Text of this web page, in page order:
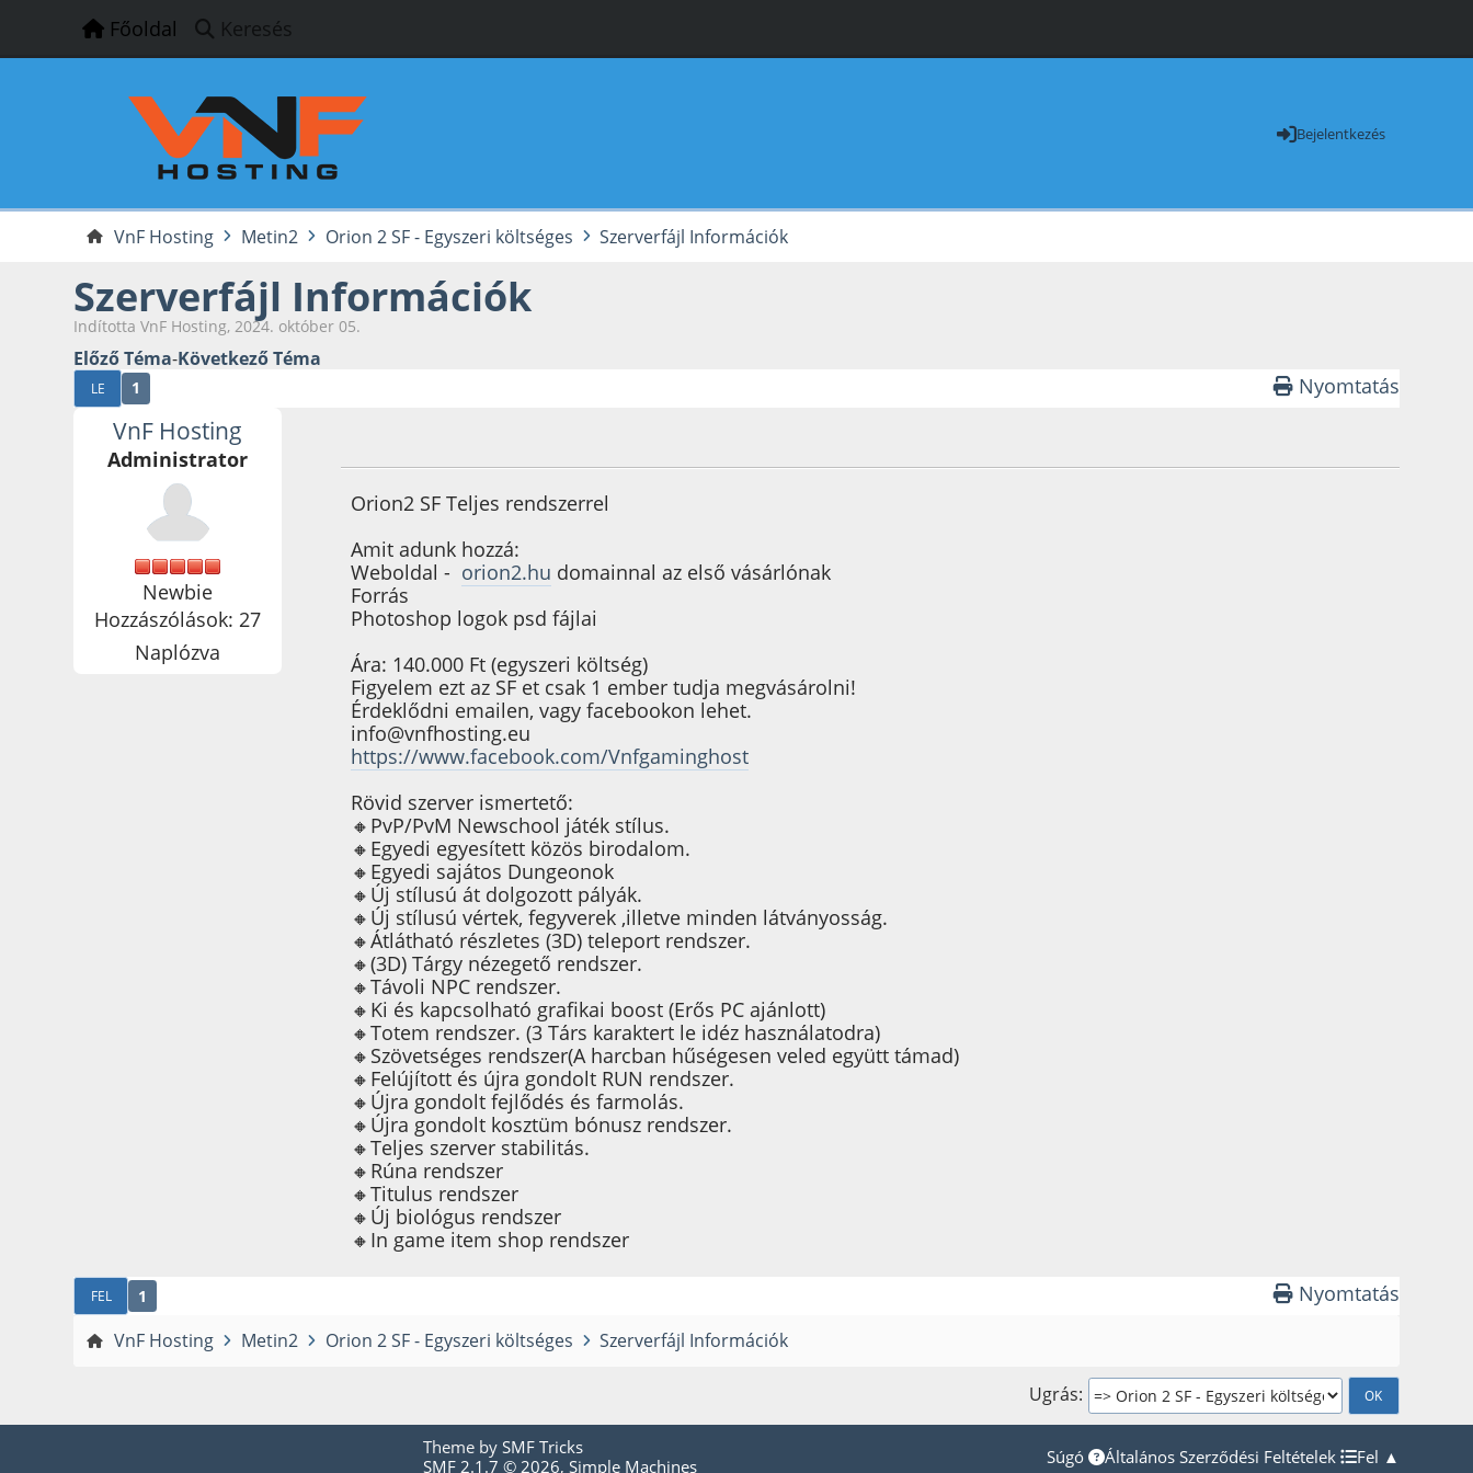
Főoldal Keresés
Bejelentkezés
VnF Hosting Metin2 Orion 2 SF - Egyszeri költséges Szerverfájl Információk
Szerverfájl Információk
Indította VnF Hosting, 2024. október 05.
Előző Téma-Következő Téma
LE 1 Nyomtatás
VnF Hosting
Administrator
Newbie
Hozzászólások: 27
Naplózva
Orion2 SF Teljes rendszerrel
Amit adunk hozzá:
Weboldal - orion2.hu domainnal az első vásárlónak
Forrás
Photoshop logok psd fájlai
Ára: 140.000 Ft (egyszeri költség)
Figyelem ezt az SF et csak 1 ember tudja megvásárolni!
Érdeklődni emailen, vagy facebookon lehet.
info@vnfhosting.eu
https://www.facebook.com/Vnfgaminghost
Rövid szerver ismertető:
🔸PvP/PvM Newschool játék stílus.
🔸Egyedi egyesített közös birodalom.
🔸Egyedi sajátos Dungeonok
🔸Új stílusú át dolgozott pályák.
🔸Új stílusú vértek, fegyverek ,illetve minden látványosság.
🔸Átlátható részletes (3D) teleport rendszer.
🔸(3D) Tárgy nézegető rendszer.
🔸Távoli NPC rendszer.
🔸Ki és kapcsolható grafikai boost (Erős PC ajánlott)
🔸Totem rendszer. (3 Társ karaktert le idéz használatodra)
🔸Szövetséges rendszer(A harcban hűségesen veled együtt támad)
🔸Felújított és újra gondolt RUN rendszer.
🔸Újra gondolt fejlődés és farmolás.
🔸Újra gondolt kosztüm bónusz rendszer.
🔸Teljes szerver stabilitás.
🔸Rúna rendszer
🔸Titulus rendszer
🔸Új biológus rendszer
🔸In game item shop rendszer
FEL 1 Nyomtatás
VnF Hosting Metin2 Orion 2 SF - Egyszeri költséges Szerverfájl Információk
Ugrás
Theme by SMF Tricks
SMF 2.1.7 © 2026, Simple Machines Súgó Általános Szerződési Feltételek Fel ▲